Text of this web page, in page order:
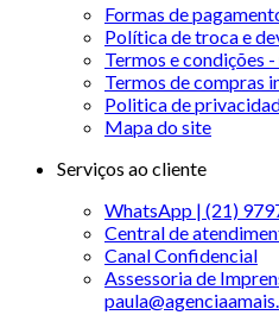
Formas de
Política de troca e
Termos e condições
Termos de compras
Politica de
Mapa do site
Serviços ao cliente
WhatsApp | (21)
Central de
Canal Confidencial
Assessoria de